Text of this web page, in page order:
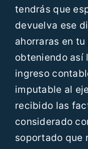
tendrás que
devuelva ese
ahorraras en
obteniendo así
ingreso
imputable al
recibido las
considerado
soportado que